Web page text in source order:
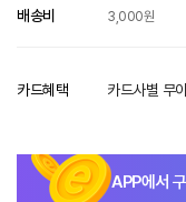
배송비
3,000원
카드혜택 카드사별 무
APP에서